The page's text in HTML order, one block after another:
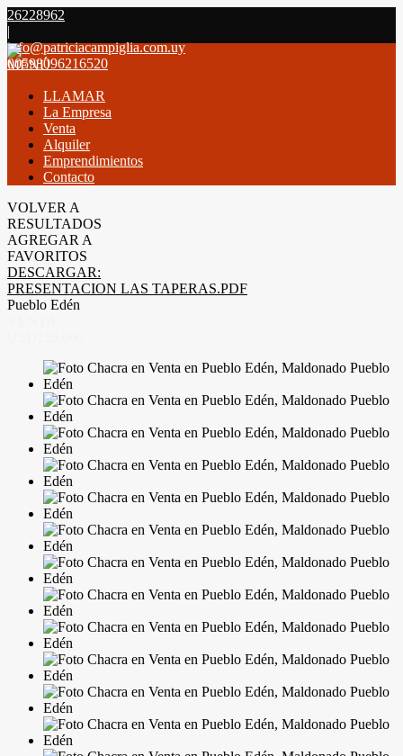
26228962
|
info@patriciacampiglia.com.uy
00598096216520
MENÚ
LLAMAR
La Empresa
Venta
Alquiler
Emprendimientos
Contacto
VOLVER A
RESULTADOS
AGREGAR A
FAVORITOS
DESCARGAR:
PRESENTACION LAS TAPERAS.PDF
Pueblo Edén